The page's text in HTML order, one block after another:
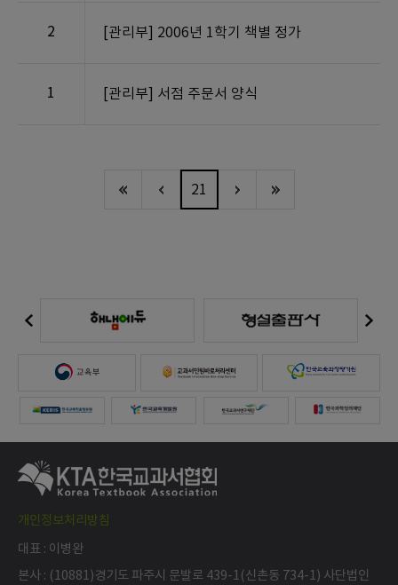
2 [관리부] 2006년 1학기 책별 정가
1 [관리부] 서점 주문서 양식
21
개인정보처리방침
대표 : 이병완
본사 : (10881)경기도 파주시 문발로 439-1(신촌동 734-1) 사단법인